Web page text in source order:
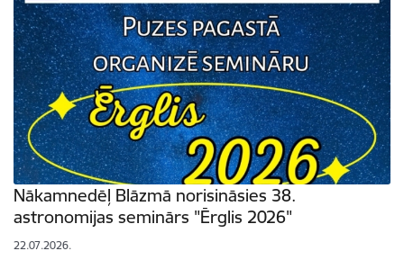
Nākamnedēļ Blāzmā norisināsies 38.
astronomijas seminārs "Ērglis 2026"
22.07.2026.